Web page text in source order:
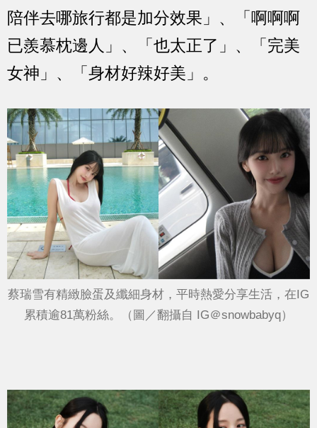
陪伴去哪旅行都是加分效果」、「啊啊啊
已羨慕枕邊人」、「也太正了」、「完美
女神」、「身材好辣好美」。
蔡瑞雪有精緻臉蛋及纖細身材，平時熱愛分享生活，在IG
累積逾81萬粉絲。（圖／翻攝自 IG＠snowbabyq）